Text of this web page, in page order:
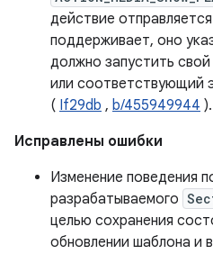
действие
поддерживает, оно
должно запустить
или соответствующий
( If29db , b/455949944 ).
Исправлены ошибки
Изменение поведения
разрабатываемого
целью сохранения
обновлении шаблона и